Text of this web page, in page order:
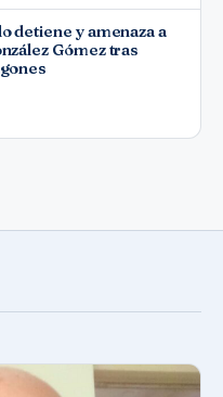
detiene y amenaza a
Gómez tras